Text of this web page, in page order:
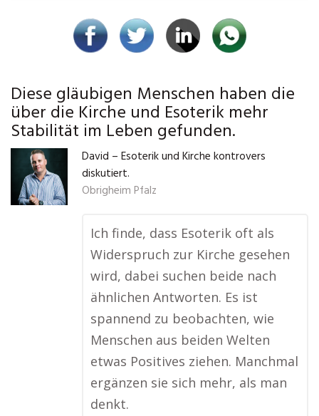
Diese gläubigen Menschen haben die
über die Kirche und Esoterik mehr
Stabilität im Leben gefunden.
David – Esoterik und Kirche kontrovers
diskutiert.
Obrigheim Pfalz
Ich finde, dass Esoterik oft als
Widerspruch zur Kirche gesehen
wird, dabei suchen beide nach
ähnlichen Antworten. Es ist
spannend zu beobachten, wie
Menschen aus beiden Welten
etwas Positives ziehen. Manchmal
ergänzen sie sich mehr, als man
denkt.